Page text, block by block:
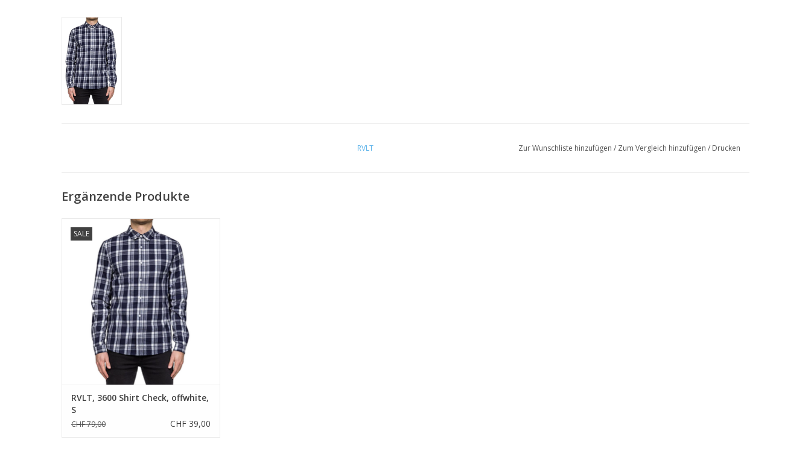
RVLT Zur Wunschliste hinzufügen / Zum Vergleich hinzufügen / Drucken
Ergänzende Produkte
SALE
• 100% Baumwolle
• Regular Fit
• Weicher Griff
ZUM WARENKORB HINZUFÜGEN
RVLT, 3600 Shirt Check, offwhite,
S
CHF 79,00 CHF 39,00